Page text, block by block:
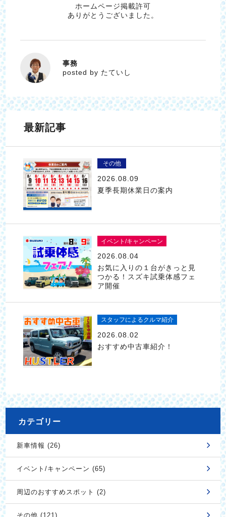
ホームページ掲載許可
ありがとうございました。
たていし
事務
posted by たていし
最新記事
その他
2026.08.09
夏季長期休業日の案内
イベント/キャンペーン
2026.08.04
お気に入りの１台がきっと見
つかる！スズキ試乗体感フェ
ア開催
スタッフによるクルマ紹介
2026.08.02
おすすめ中古車紹介！
カテゴリー
新車情報 (26)
イベント/キャンペーン (65)
周辺のおすすめスポット (2)
その他 (121)